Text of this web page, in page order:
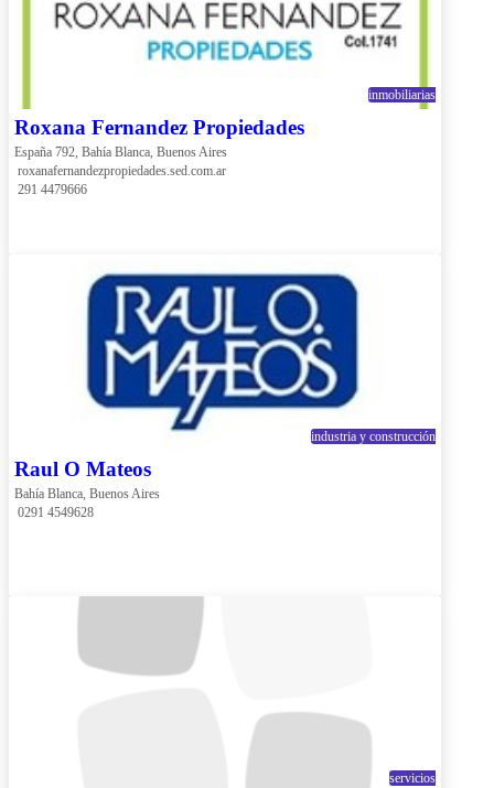
inmobiliarias
Roxana Fernandez Propiedades
España 792, Bahía Blanca, Buenos Aires
roxanafernandezpropiedades.sed.com.ar
291 4479666
industria y construcción
Raul O Mateos
Bahía Blanca, Buenos Aires
0291 4549628
servicios